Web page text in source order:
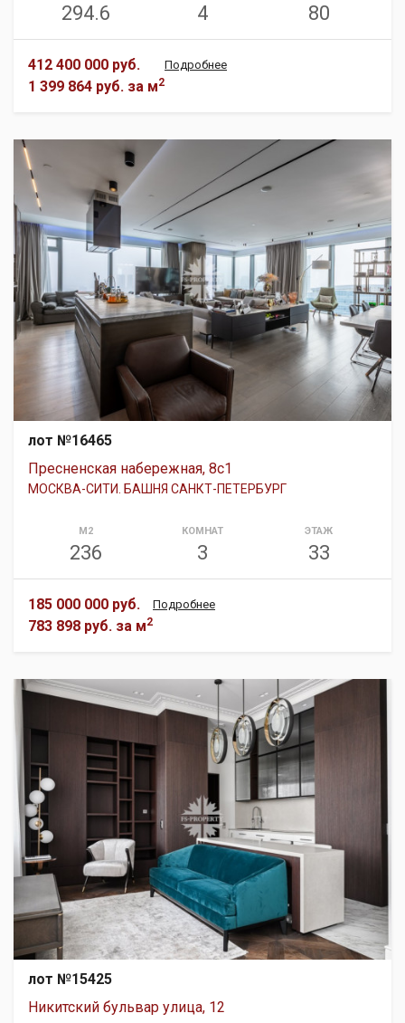
294.6 4 80
412 400 000 руб.
1 399 864 руб. за м2
Подробнее
лот №16465
Пресненская набережная, 8с1
МОСКВА-СИТИ. БАШНЯ САНКТ-ПЕТЕРБУРГ
М2
236
КОМНАТ
3
ЭТАЖ
33
185 000 000 руб.
783 898 руб. за м2
Подробнее
лот №15425
Никитский бульвар улица, 12